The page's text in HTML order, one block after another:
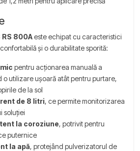
RS 800A este echipat cu caracteristici
și o durabilitate sporită:
pentru acționarea manuală a
o utilizare ușoară atât pentru purtare,
de la sol
de 8 litri, ce permite monitorizarea
soluției
la coroziune, potrivit pentru
puternice
la apă, protejând pulverizatorul de